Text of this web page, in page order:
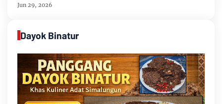
Cabang Solo Gitar
Jun 29, 2026
Dayok Binatur